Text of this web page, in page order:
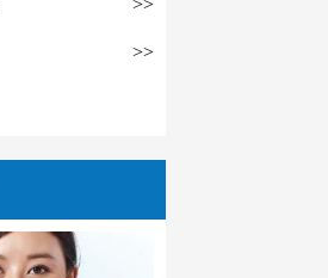
>>
>>